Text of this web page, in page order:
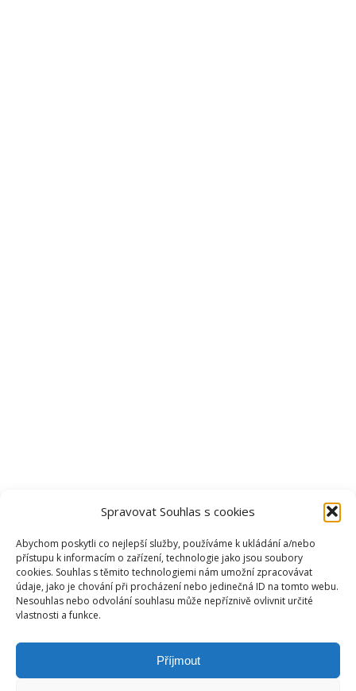
Spravovat Souhlas s cookies
Abychom poskytli co nejlepší služby, používáme k ukládání a/nebo
přístupu k informacím o zařízení, technologie jako jsou soubory
cookies. Souhlas s těmito technologiemi nám umožní zpracovávat
údaje, jako je chování při procházení nebo jedinečná ID na tomto webu.
Nesouhlas nebo odvolání souhlasu může nepříznivě ovlivnit určité
vlastnosti a funkce.
Příjmout
NEJLEPŠÍ TELEVIZE